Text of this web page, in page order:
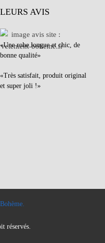
LEURS AVIS
«Une robe longue et chic, de
bonne qualité»
«Très satisfait, produit original
et super joli !»
réservés.